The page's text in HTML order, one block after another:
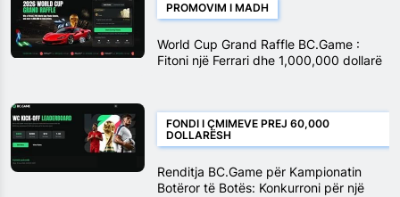
PROMOVIM I MADH
World Cup Grand Raffle BC.Game :
Fitoni një Ferrari dhe 1,000,000 dollarë
FONDI I ÇMIMEVE PREJ 60,000
DOLLARËSH
Renditja BC.Game për Kampionatin
Botëror të Botës: Konkurroni për një